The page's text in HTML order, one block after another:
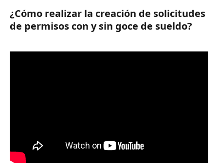
¿Cómo realizar la creación de solicitudes
de permisos con y sin goce de sueldo?